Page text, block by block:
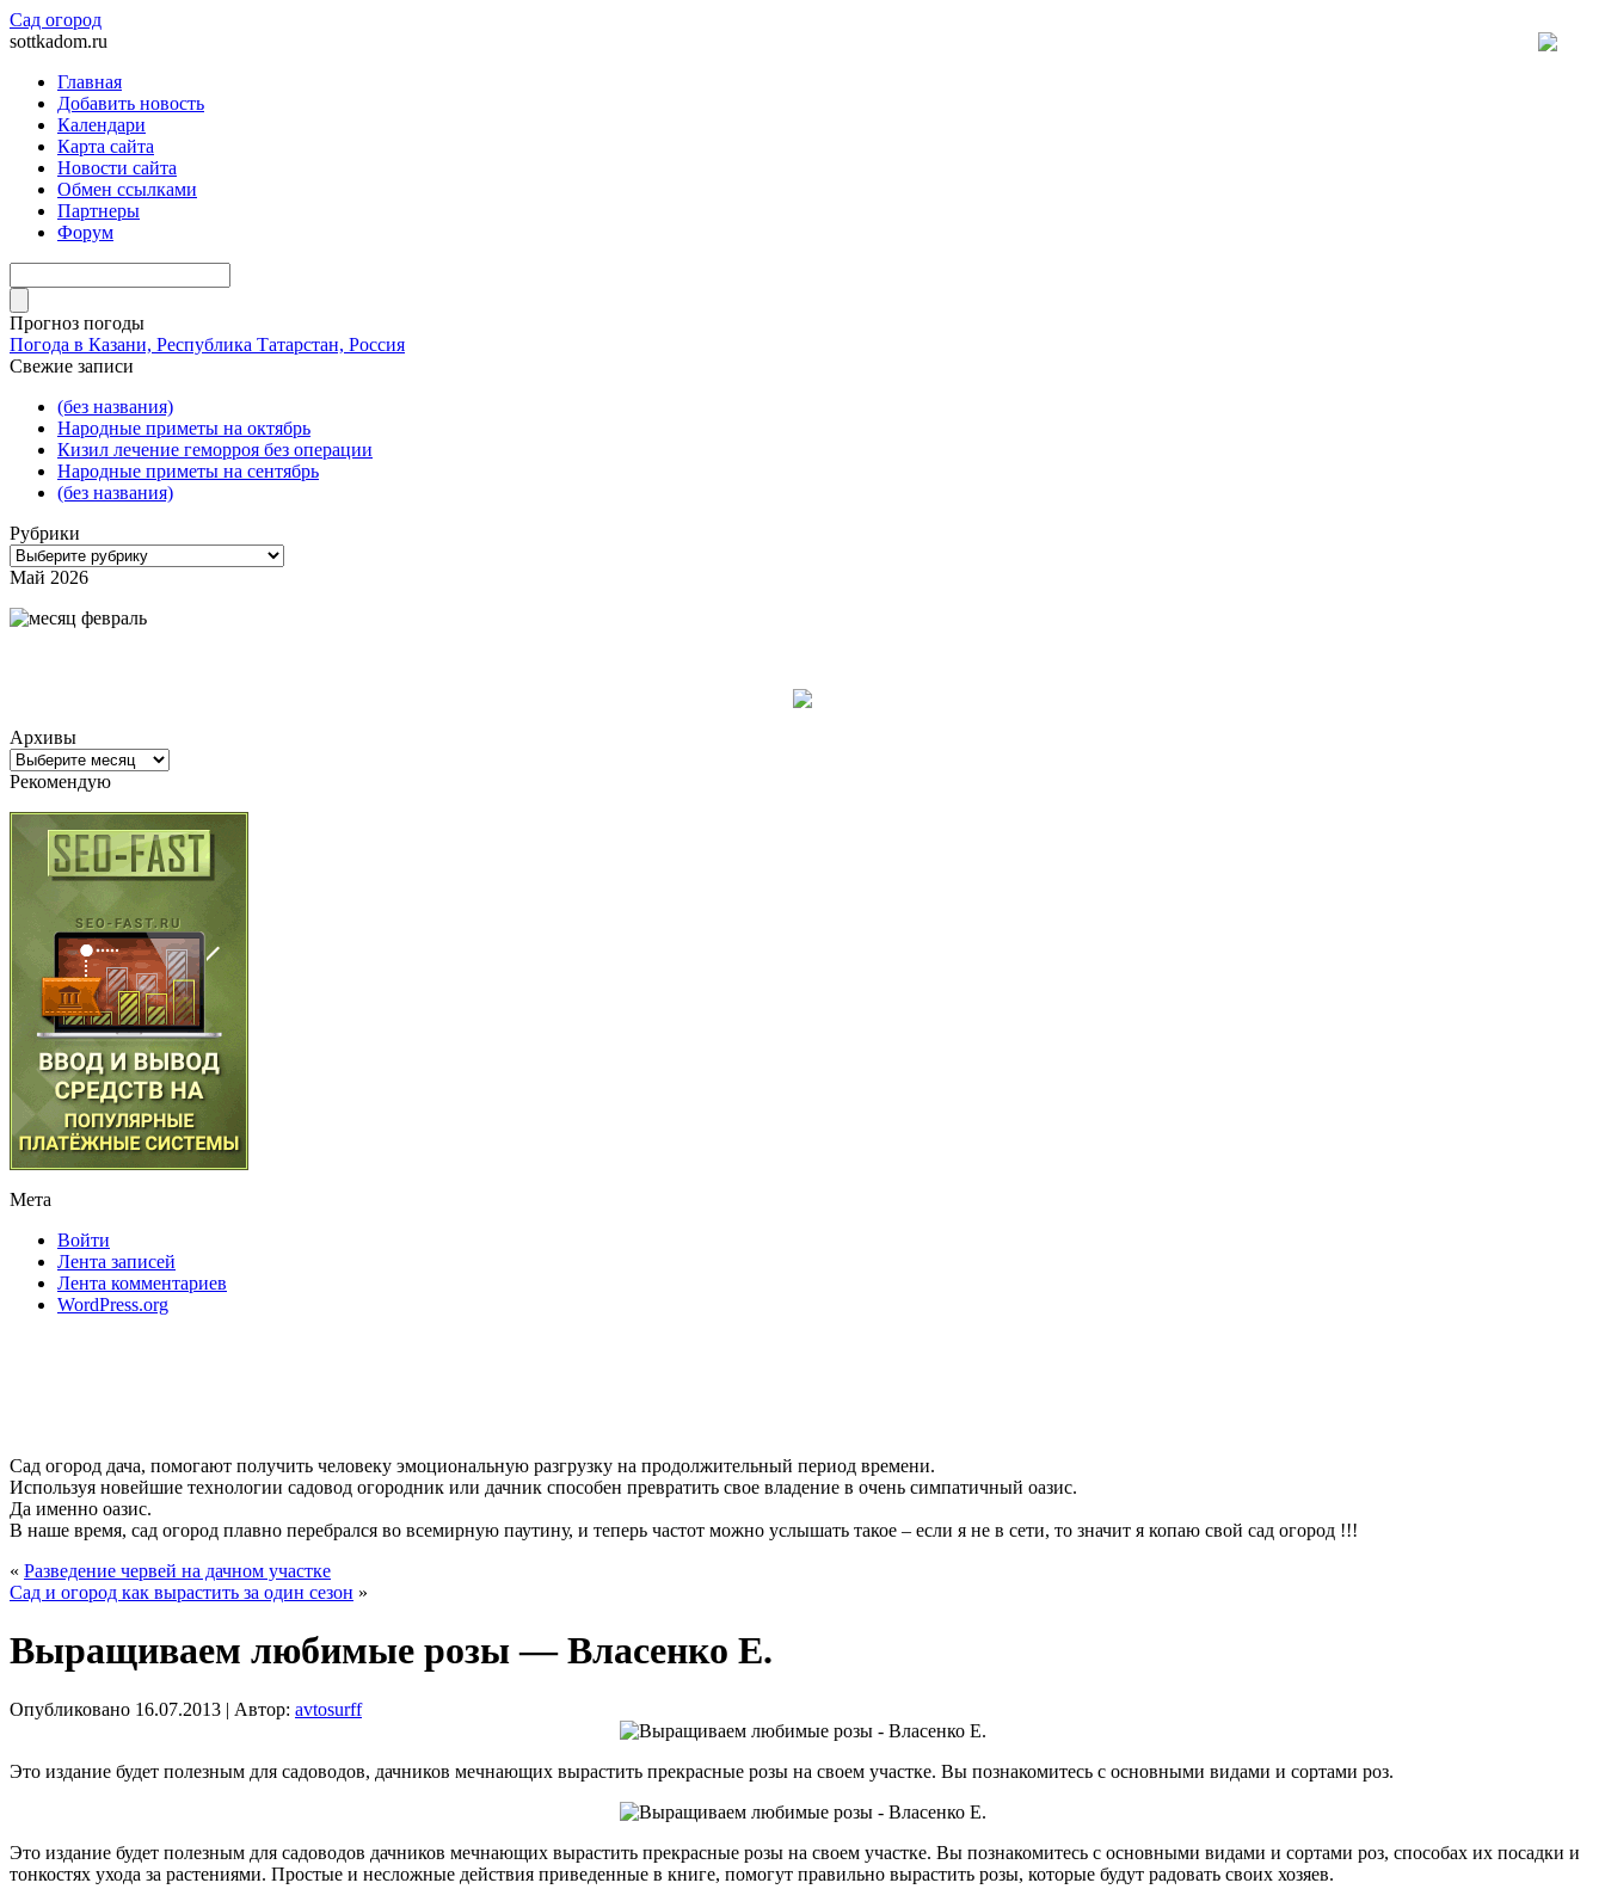
Сад огород
sottkadom.ru
Главная
Добавить новость
Календари
Карта сайта
Новости сайта
Обмен ссылками
Партнеры
Форум
Прогноз погоды
Погода в Казани, Республика Татарстан, Россия
Свежие записи
(без названия)
Народные приметы на октябрь
Кизил лечение геморроя без операции
Народные приметы на сентябрь
(без названия)
Рубрики
Рубрики
Май 2026
Архивы
Архивы
Рекомендую
Мета
Войти
Лента записей
Лента комментариев
WordPress.org
Сад огород дача, помогают получить человеку эмоциональную разгрузку на продолжительный период времени.
Используя новейшие технологии садовод огородник или дачник способен превратить свое владение в очень симпатичный оазис.
Да именно оазис.
В наше время, сад огород плавно перебрался во всемирную паутину, и теперь частот можно услышать такое – если я не в сети, то значит я копаю свой сад огород !!!
« Разведение червей на дачном участке
Сад и огород как вырастить за один сезон »
Выращиваем любимые розы — Власенко Е.
Опубликовано 16.07.2013 | Автор: avtosurff
Это издание будет полезным для садоводов, дачников мечнающих вырастить прекрасные розы на своем участке. Вы познакомитесь с основными видами и сортами роз.
Это издание будет полезным для садоводов дачников мечнающих вырастить прекрасные розы на своем участке. Вы познакомитесь с основными видами и сортами роз, способах их посадки и
тонкостях ухода за растениями. Простые и несложные действия приведенные в книге, помогут правильно вырастить розы, которые будут радовать своих хозяев.